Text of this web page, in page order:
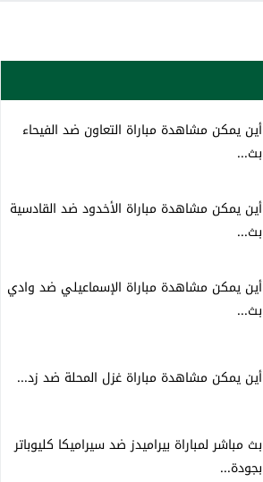
أين يمكن مشاهدة مباراة التعاون ضد الفيحاء
بث...
أين يمكن مشاهدة مباراة الأخدود ضد القادسية
بث...
أين يمكن مشاهدة مباراة الإسماعيلي ضد وادي
بث...
أين يمكن مشاهدة مباراة غزل المحلة ضد زد...
بث مباشر لمباراة بيراميدز ضد سيراميكا كليوباتر
بجودة...